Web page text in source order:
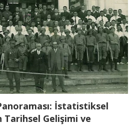
İstatistiksel
Tarihsel Gelişimi ve